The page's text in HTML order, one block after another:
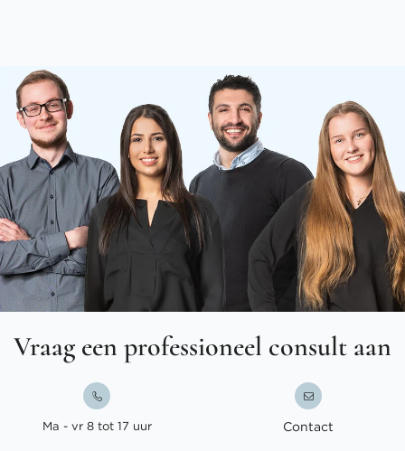
Vraag een professioneel consult aan
Ma - vr 8 tot 17 uur Contact